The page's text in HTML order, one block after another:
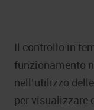
Il controllo in
funzionamento
nell’utilizzo
per visualizzare